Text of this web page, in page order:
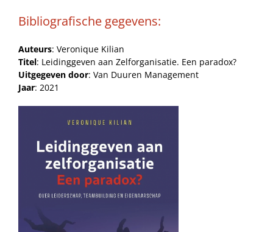
Bibliografische gegevens:
Auteurs: Veronique Kilian
Titel: Leidinggeven aan Zelforganisatie. Een paradox?
Uitgegeven door: Van Duuren Management
Jaar: 2021